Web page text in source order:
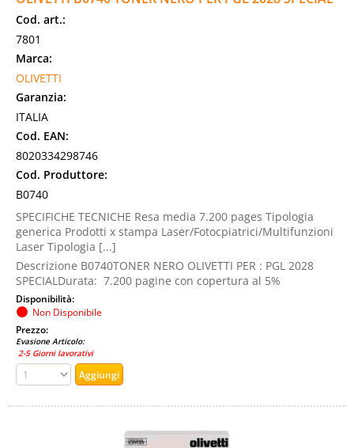
Cod. art.:
7801
Marca:
OLIVETTI
Garanzia:
ITALIA
Cod. EAN:
8020334298746
Cod. Produttore:
B0740
SPECIFICHE TECNICHE Resa media 7.200 pages Tipologia
generica Prodotti x stampa Laser/Fotocpiatrici/Multifunzioni
Laser Tipologia [...]
Descrizione B0740TONER NERO OLIVETTI PER : PGL 2028
SPECIALDurata: 7.200 pagine con copertura al 5%
Disponibilità:
Non Disponibile
Prezzo:
Evasione Articolo:
2-5 Giorni lavorativi